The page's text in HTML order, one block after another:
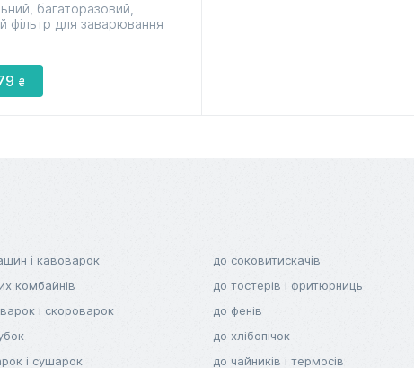
до мультиварок
і скороварок
багаторазовий,
фільтр для заварювання
₴
і кавоварок
комбайнів
і скороварок
і сушарок
до соковитискачів
до тостерів і фритюрниць
до фенів
до хлібопічок
до чайників і термосів